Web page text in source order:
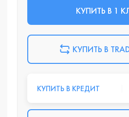
КУПИТЬ В 1
КУПИТЬ В
КУПИТЬ В КРЕДИТ